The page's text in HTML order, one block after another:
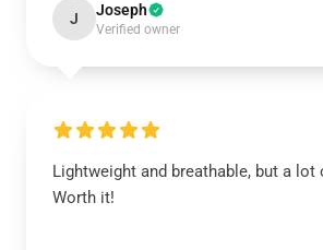
J Joseph
Verified owner
Lightweight and breathable, but a
Worth it!